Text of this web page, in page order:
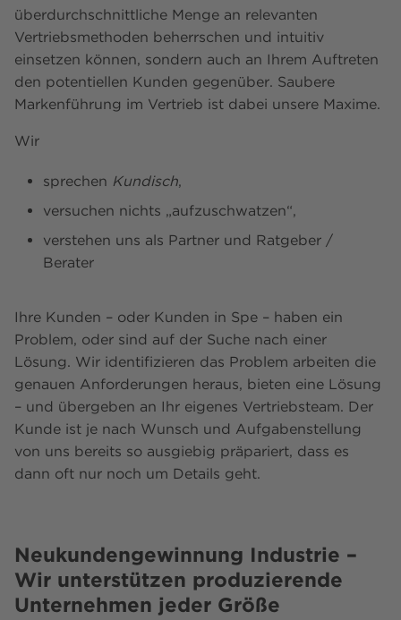
überdurchschnittliche Menge an relevanten
Vertriebsmethoden beherrschen und intuitiv
einsetzen können, sondern auch an Ihrem Auftreten
den potentiellen Kunden gegenüber. Saubere
Markenführung im Vertrieb ist dabei unsere Maxime.
Wir
sprechen Kundisch,
versuchen nichts „aufzuschwatzen“,
verstehen uns als Partner und Ratgeber /
Berater
Ihre Kunden – oder Kunden in Spe – haben ein
Problem, oder sind auf der Suche nach einer
Lösung. Wir identifizieren das Problem arbeiten die
genauen Anforderungen heraus, bieten eine Lösung
– und übergeben an Ihr eigenes Vertriebsteam. Der
Kunde ist je nach Wunsch und Aufgabenstellung
von uns bereits so ausgiebig präpariert, dass es
dann oft nur noch um Details geht.
Neukundengewinnung Industrie –
Wir unterstützen produzierende
Unternehmen jeder Größe